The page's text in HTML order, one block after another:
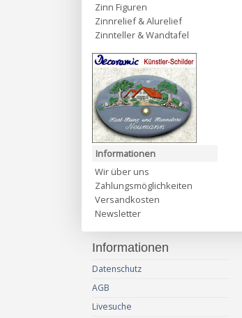
Zinn Figuren
Zinnrelief & Alurelief
Zinnteller & Wandtafel
Informationen
Wir über uns
Zahlungsmöglichkeiten
Versandkosten
Newsletter
Informationen
Datenschutz
AGB
Livesuche